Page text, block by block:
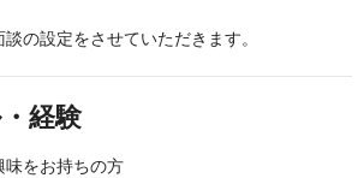
の設定をさせていただきます。
経験
味をお持ちの方